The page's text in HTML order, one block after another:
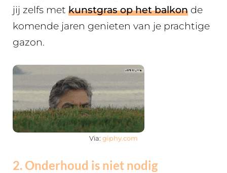
jij zelfs met kunstgras op het balkon de
komende jaren genieten van je prachtige
gazon.
Via: giphy.com
2. Onderhoud is niet nodig